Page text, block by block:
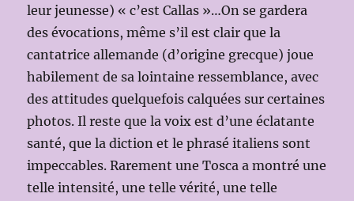
leur jeunesse) « c’est Callas »…On se gardera
des évocations, même s’il est clair que la
cantatrice allemande (d’origine grecque) joue
habilement de sa lointaine ressemblance, avec
des attitudes quelquefois calquées sur certaines
photos. Il reste que la voix est d’une éclatante
santé, que la diction et le phrasé italiens sont
impeccables. Rarement une Tosca a montré une
telle intensité, une telle vérité, une telle